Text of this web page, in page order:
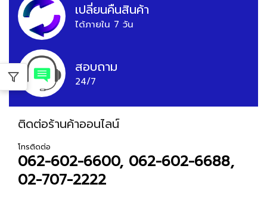
เปลี่ยนคืนสินค้า
ได้ภายใน 7 วัน
สอบถาม
24/7
ติดต่อร้านค้าออนไลน์
โทรติดต่อ
062-602-6600, 062-602-6688,
02-707-2222